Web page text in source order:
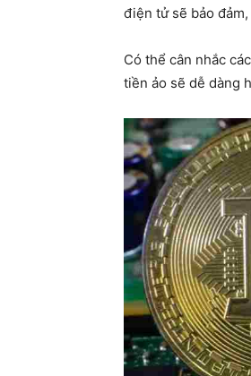
điện tử sẽ bảo
Có thể cân nhắc
tiền ảo sẽ dễ dàng